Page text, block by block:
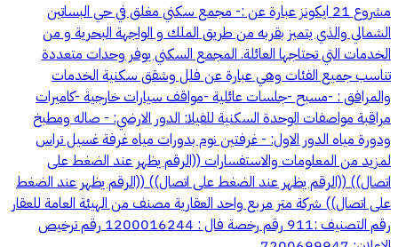
مشروع 21 ايكونز عبارة عن :- مجمع سكني مغلق في حي البساتين
الشمالي والذي يتميز بقربه من طريق الملك و الواجهة البحرية و من
الخدمات التي تحتاجها العائلة. المجمع السكني يوفر وحدات متعددة
تناسب جميع الفئات وهي عبارة عن فلل وشقق سكنية الخدمات
والمرافق : -مسبح -جلسات عائلية -مواقف سيارات خارجية -كاميرات
مراقبة مواصفات الوحدة السكنية للفيلا: الدور الارضي: - صاله ومطبخ
ودورة مياه الدور الاول: - غرفتين نوم بدورات مياه غرفة غسيل تراس
لمزيد من المعلومات والاستفسارات ((الرقم يظهر عند الضغط على
اتصال)) ((الرقم يظهر عند الضغط على اتصال)) ((الرقم يظهر عند الضغط
على اتصال)) شركة متر مربع واحد العقارية مصنف من الهيئة العامة للعقار
رقم التصنيف :911 رقم رخصة فال : 1200016244 رقم ترخيص